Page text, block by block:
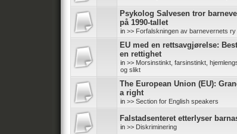
Psykolog Salvesen tror
på 1990-tallet
in >> Forfalskningen av barnevernets ry
EU med en rettsavgjørelse:
en rettighet
in >> Morsinstinkt, farsinstinkt,
og slikt
The European Union (EU):
a right
in >> Section for English speakers
Falstadsenteret etterlyser
in >> Diskriminering